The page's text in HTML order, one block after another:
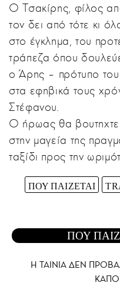
Ο Τσακίρης, φίλος
τον δει από τότε κι
στο έγκλημα, του
τράπεζα όπου
ο Άρης – πρότυπο του
στα εφηβικά τους
Στέφανου.
Ο ήρωας θα
στην μαγεία της
ταξίδι προς την
ΠΟΥ ΠΑΙΖΕΤΑΙ
ΠΟΥ
Η ΤΑΙΝΙΑ ΔΕΝ